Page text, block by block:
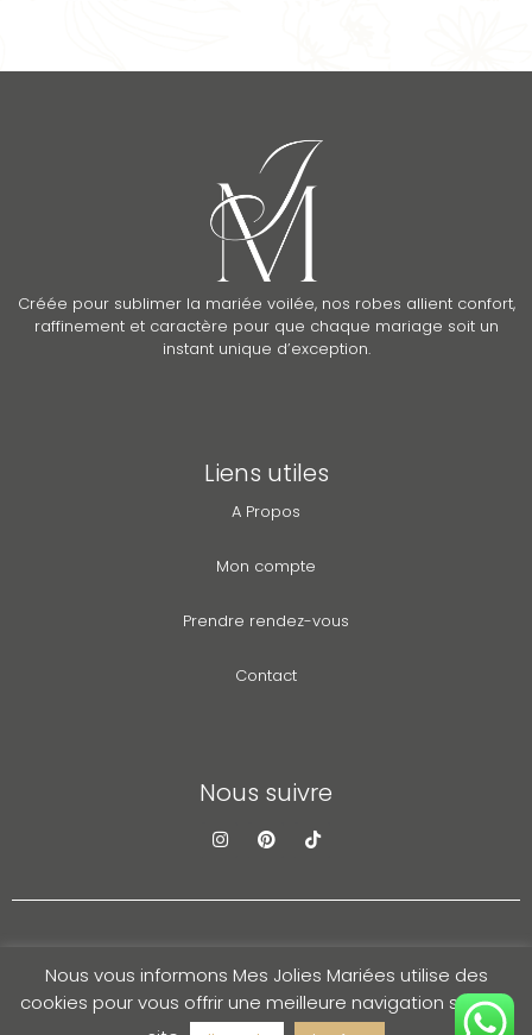
Créée pour sublimer la mariée voilée, nos robes allient confort,
raffinement et caractère pour que chaque mariage soit un
instant unique d’exception.
Liens utiles
A Propos
Mon compte
Prendre rendez-vous
Contact
Nous suivre
© 2025 Mes jolies mariées tous droits réservés refonte by
agenceimpact360.com
Nous vous informons Mes Jolies Mariées utilise des
cookies pour vous offrir une meilleure navigation sur son